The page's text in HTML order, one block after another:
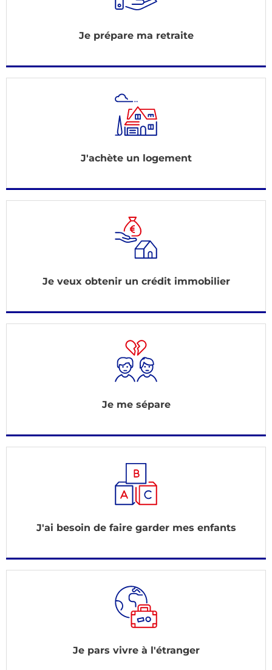
Je prépare ma retraite
J'achète un logement
Je veux obtenir un crédit immobilier
Je me sépare
J'ai besoin de faire garder mes enfants
Je pars vivre à l'étranger